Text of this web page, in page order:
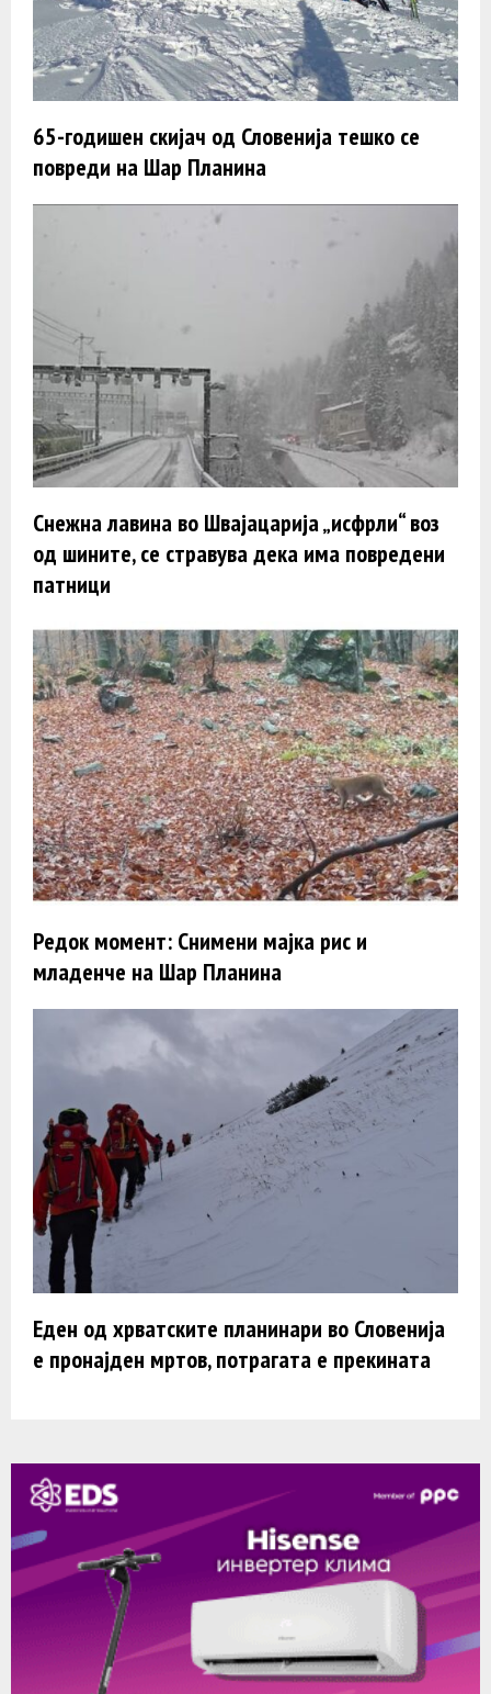
65-годишен скијач од Словенија тешко се
повреди на Шар Планина
Снежна лавина во Швајацарија „исфрли“ воз
од шините, се стравува дека има повредени
патници
Редок момент: Снимени мајка рис и
младенче на Шар Планина
Еден од хрватските планинари во Словенија
е пронајден мртов, потрагата е прекината